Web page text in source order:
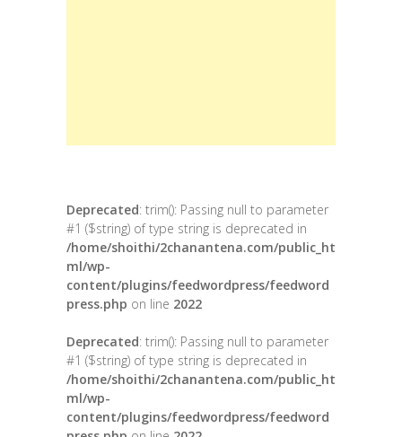
Deprecated: trim(): Passing null to parameter
#1 ($string) of type string is deprecated in
/home/shoithi/2chanantena.com/public_ht
ml/wp-
content/plugins/feedwordpress/feedword
press.php on line 2022
Deprecated: trim(): Passing null to parameter
#1 ($string) of type string is deprecated in
/home/shoithi/2chanantena.com/public_ht
ml/wp-
content/plugins/feedwordpress/feedword